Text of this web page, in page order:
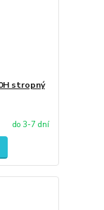
stropný
do 3-7 dní